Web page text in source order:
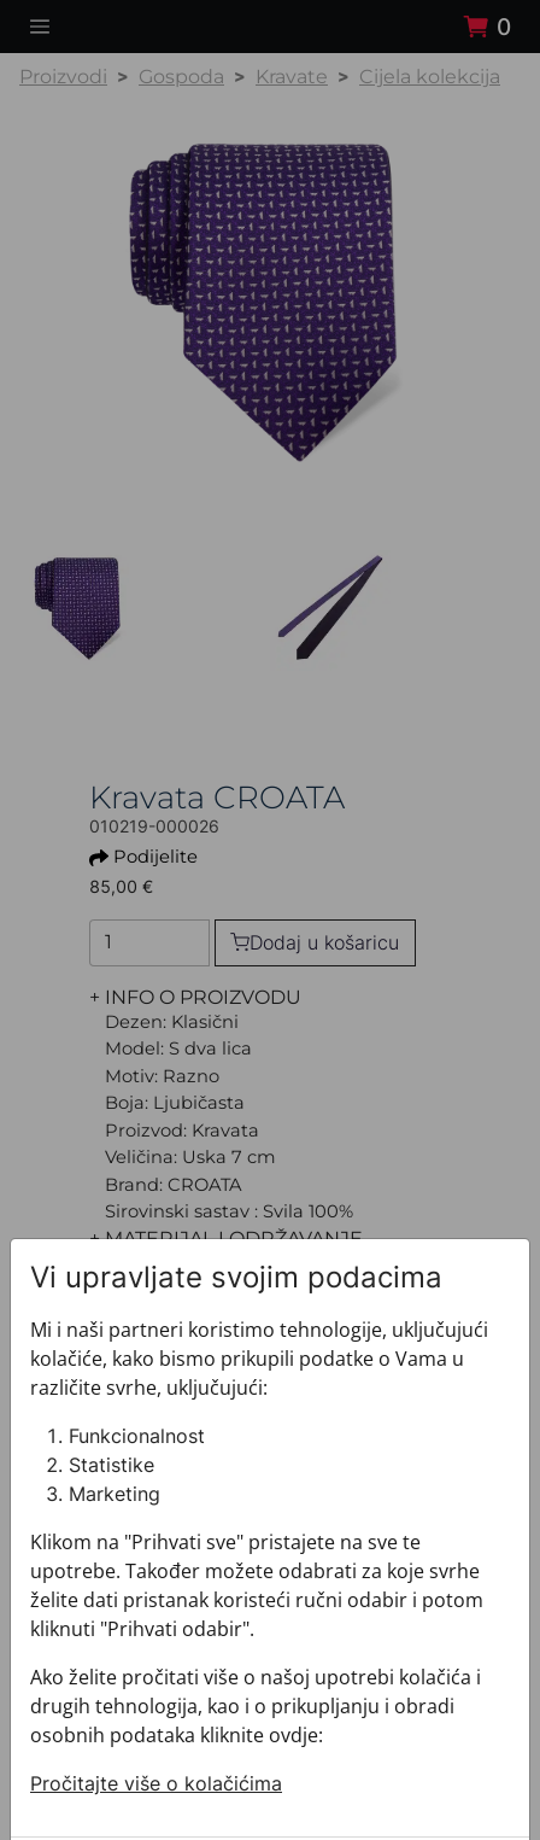
0
Proizvodi Gospoda Kravate Cijela kolekcija
Kravata CROATA
010219-000026
Podijelite
85,00 €
Dodaj u košaricu
+ INFO O PROIZVODU
Dezen: Klasični
Model: S dva lica
Motiv: Razno
Boja: Ljubičasta
Proizvod: Kravata
Veličina: Uska 7 cm
Brand: CROATA
Sirovinski sastav : Svila 100%
+ MATERIJAL I ODRŽAVANJE
+ DOSTAVA
+ PLAĆANJE
+ POVRATI I ZAMJENE
Vi upravljate svojim podacima
Mi i naši partneri koristimo tehnologije, uključujući
kolačiće, kako bismo prikupili podatke o Vama u
različite svrhe, uključujući:
Funkcionalnost
Statistike
Marketing
Klikom na "Prihvati sve" pristajete na sve te
upotrebe. Također možete odabrati za koje svrhe
želite dati pristanak koristeći ručni odabir i potom
kliknuti "Prihvati odabir".
Ako želite pročitati više o našoj upotrebi kolačića i
drugih tehnologija, kao i o prikupljanju i obradi
osobnih podataka kliknite ovdje:
Pročitajte više o kolačićima